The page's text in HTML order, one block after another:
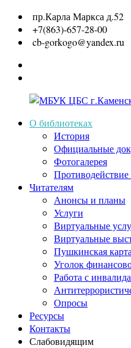
Перейти
содержимому
пр.Карла Маркса д.52
+7(863)-657-28-00
cb-gorkogo@yandex.ru
МБУК
ЦБС
г.Каменск-
Шахтинский
О библиотеках
История
Официальные
Фотогалерея
Читателям
Анонсы и планы
Услуги
Виртуальные
Виртуальные
Пушкинская карта
Уголок
Работа с
Опросы
Ресурсы
Контакты
Слабовидящим